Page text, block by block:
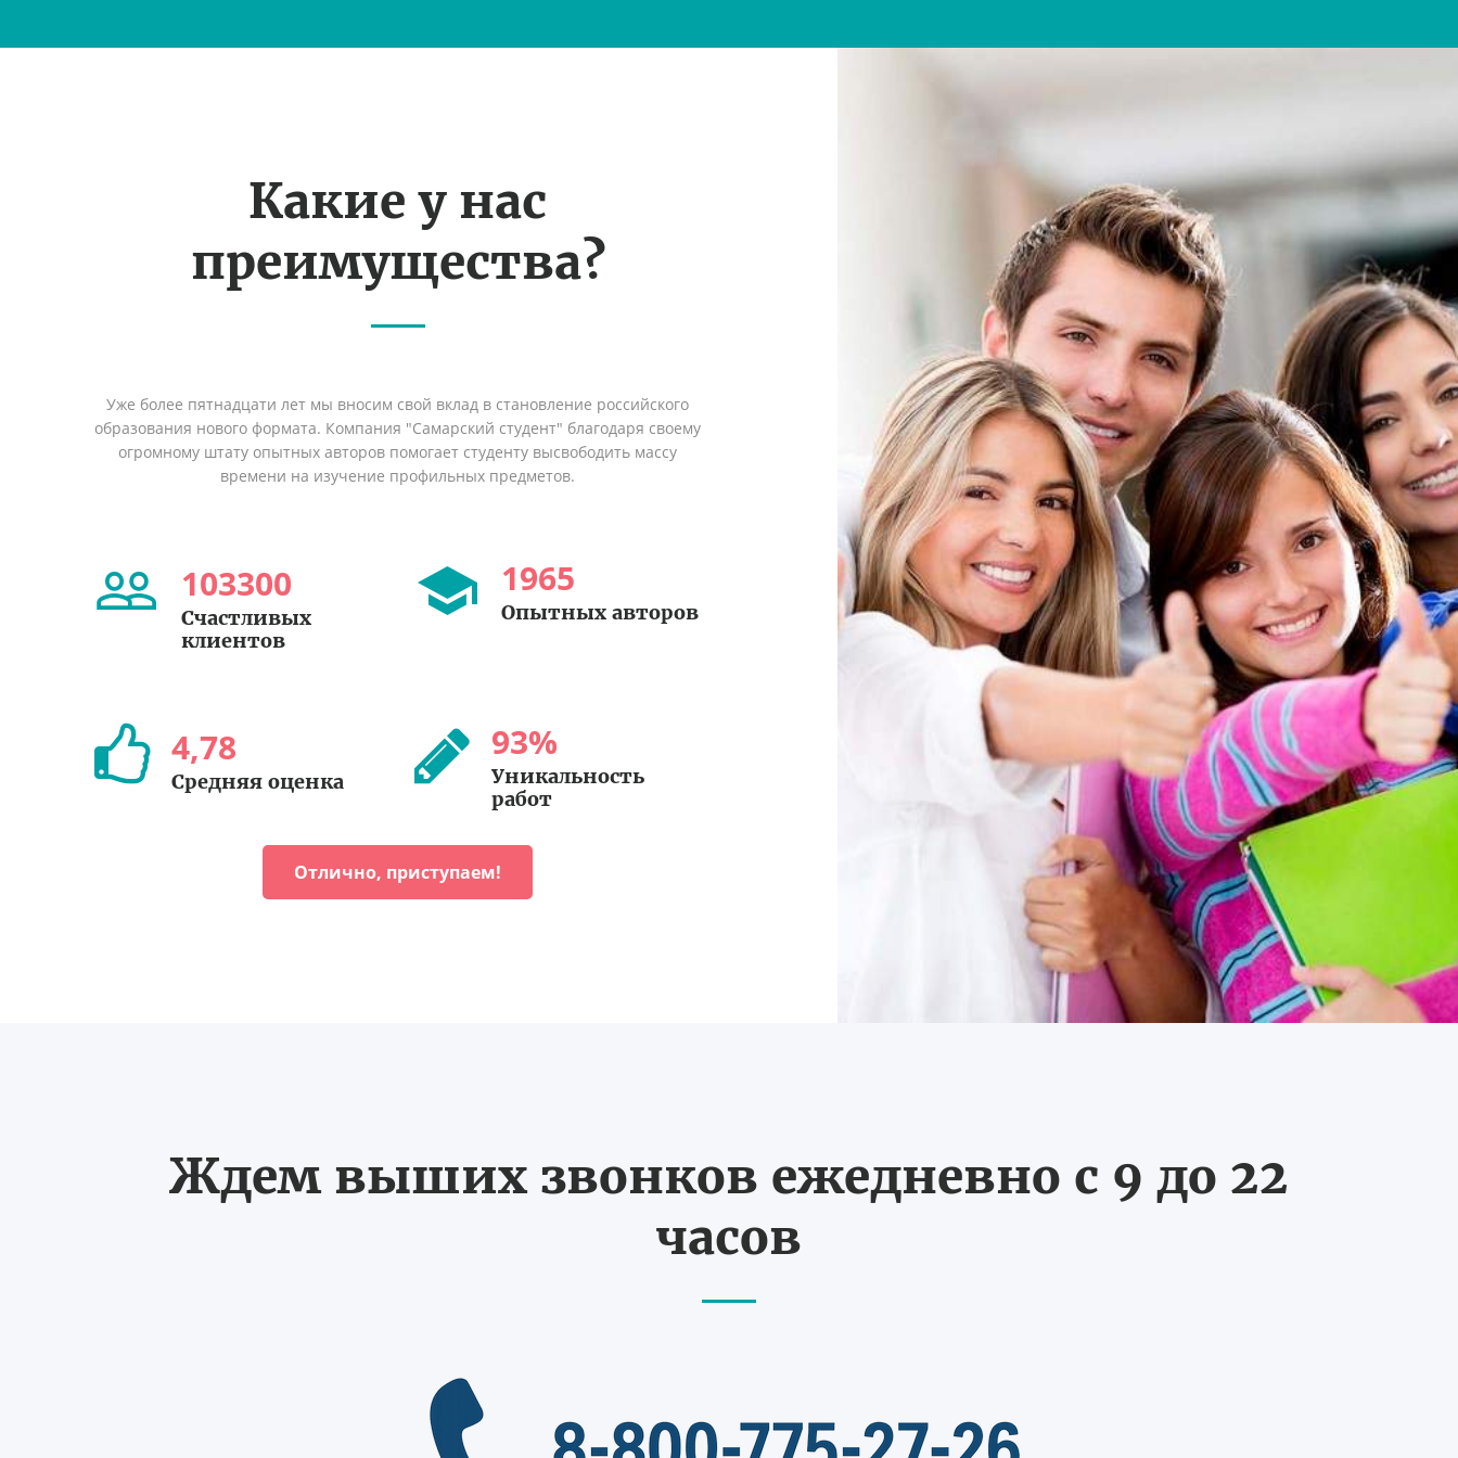
Какие у нас
преимущества?
Уже более пятнадцати лет мы вносим свой вклад в становление российского
образования нового формата. Компания "Самарский студент" благодаря своему
огромному штату опытных авторов помогает студенту высвободить массу
времени на изучение профильных предметов.
103300
Счастливых
клиентов
1965
Опытных авторов
4,78
Средняя оценка
93%
Уникальность
работ
Отлично, приступаем!
Ждем выших звонков ежедневно с 9 до 22
часов